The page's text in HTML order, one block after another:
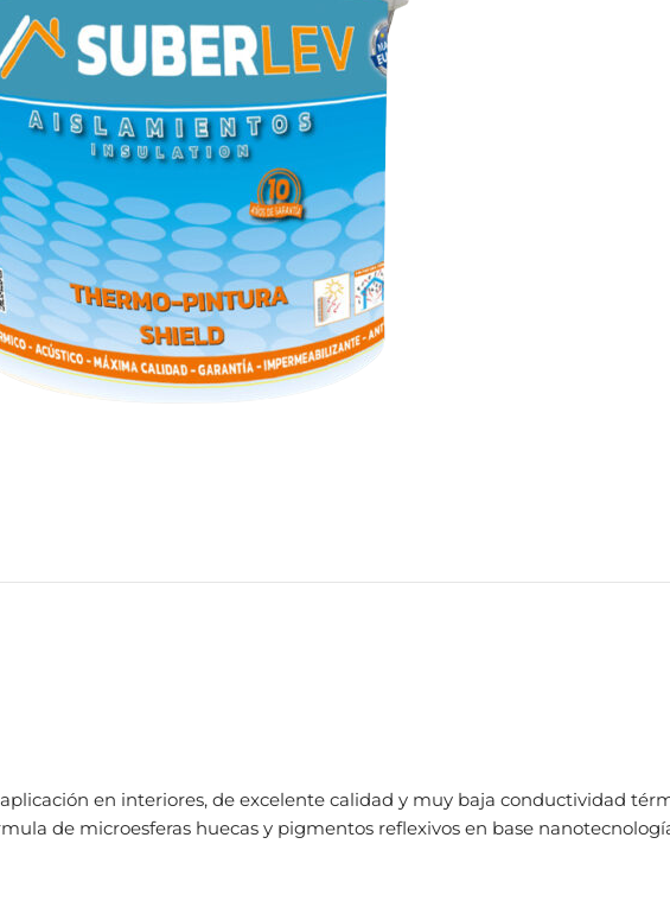
en interiores, de excelente calidad y muy baja conductividad
de microesferas huecas y pigmentos reflexivos en base